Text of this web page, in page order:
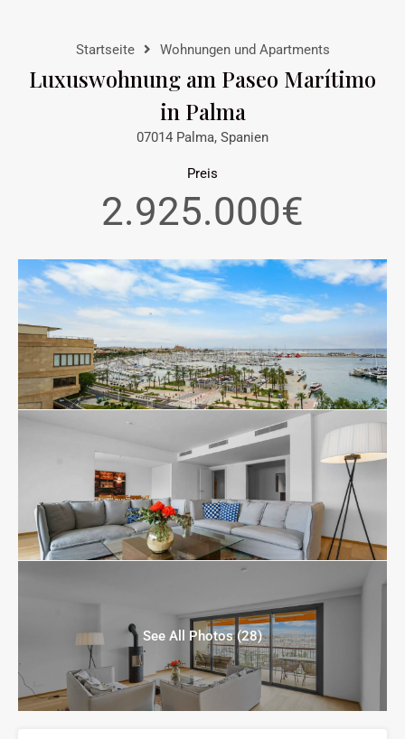
Startseite Wohnungen und Apartments
Luxuswohnung am Paseo Marítimo
in Palma
07014 Palma, Spanien
Preis
2.925.000€
See All Photos (28)